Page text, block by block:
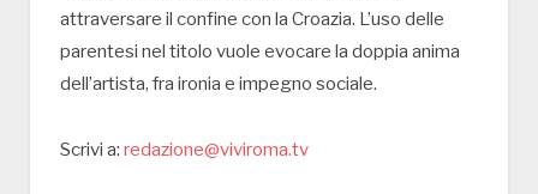
attraversare il confine con la Croazia. L’uso delle
parentesi nel titolo vuole evocare la doppia anima
dell’artista, fra ironia e impegno sociale.
Scrivi a: redazione@viviroma.tv